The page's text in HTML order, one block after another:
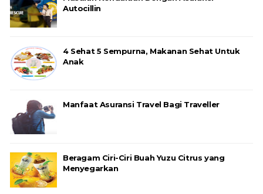
Autocillin
4 Sehat 5 Sempurna, Makanan Sehat Untuk
Anak
Manfaat Asuransi Travel Bagi Traveller
Beragam Ciri-Ciri Buah Yuzu Citrus yang
Menyegarkan